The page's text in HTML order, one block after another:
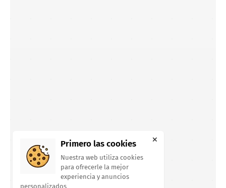
Primero las cookies
Nuestra web utiliza cookies
para ofrecerle la mejor
experiencia y anuncios
personalizados